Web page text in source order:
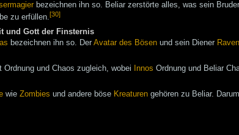
bezeichnen ihn so. Beliar zerstörte alles, was sein Bruder
zu erfüllen.[30]
und Gott der Finsternis
bezeichnen ihn so. Der Avatar des Bösen und sein Diener Raven
Ordnung und Chaos zugleich, wobei Innos Ordnung und Beliar
wie Zombies und andere böse Kreaturen gehören zu Beliar.